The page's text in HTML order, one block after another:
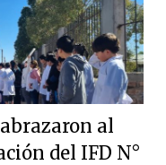
al
del IFD N°